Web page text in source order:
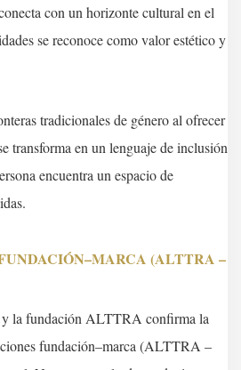
con un horizonte cultural en el
se reconoce como valor estético y
tradicionales de género al ofrecer
transforma en un lenguaje de inclusión
encuentra un espacio de
(ALTTRA –
la fundación ALTTRA confirma la
fundación–marca (ALTTRA –